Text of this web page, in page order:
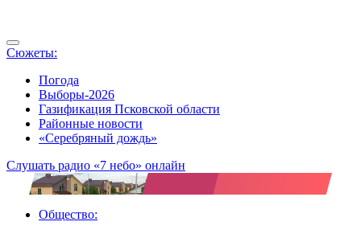
Сюжеты:
Погода
Выборы-2026
Газификация Псковской области
Районные новости
«Серебряный дождь»
Слушать радио «7 небо» онлайн
Общество: